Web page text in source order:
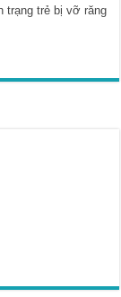
trạng trẻ bị vỡ răng